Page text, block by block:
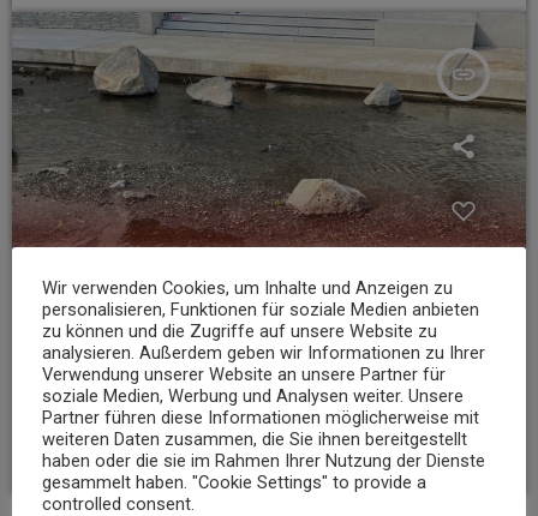
insert_link
NEWS
Niedrigwasser belastet Gewässer im Landkreis Mayen-Koblenz
today 7. AUGUST 2026 8
Wir verwenden Cookies, um Inhalte und Anzeigen zu
personalisieren, Funktionen für soziale Medien anbieten
zu können und die Zugriffe auf unsere Website zu
analysieren. Außerdem geben wir Informationen zu Ihrer
Verwendung unserer Website an unsere Partner für
soziale Medien, Werbung und Analysen weiter. Unsere
Partner führen diese Informationen möglicherweise mit
weiteren Daten zusammen, die Sie ihnen bereitgestellt
haben oder die sie im Rahmen Ihrer Nutzung der Dienste
gesammelt haben. "Cookie Settings" to provide a
controlled consent.